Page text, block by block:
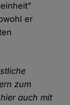
er
zum
auch mit